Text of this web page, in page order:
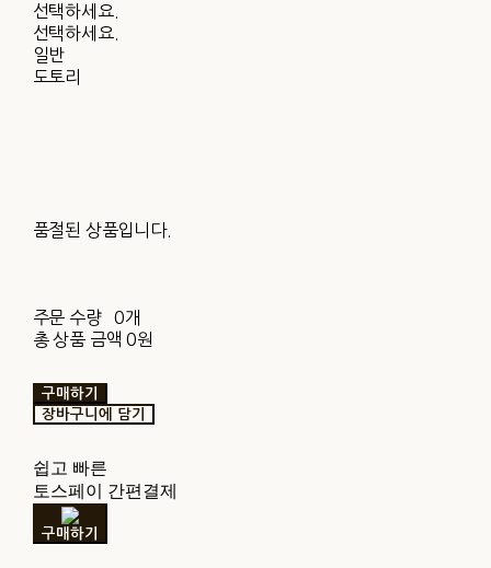
선택하세요.
선택하세요.
일반
도토리
품절된 상품입니다.
주문 수량
0개
총 상품 금액 0원
구매하기
장바구니에 담기
쉽고 빠른
토스페이 간편결제
구매하기